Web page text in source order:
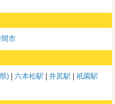
市
) 六本松駅 井尻駅
祇園駅